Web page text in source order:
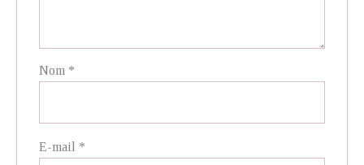
Nom *
E-mail *